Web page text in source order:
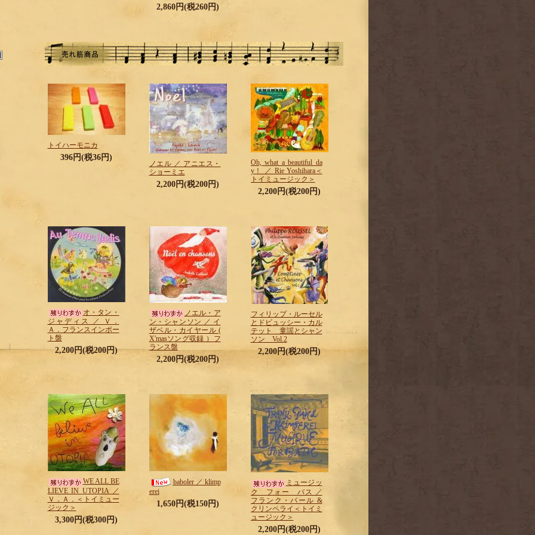
2,860円(税260円)
トイハーモニカ
396円(税36円)
ノエル ／ アニエス・
ショーミエ
2,200円(税200円)
Oh, what a beautiful da
y！ ／ Rie Yoshihara＜
トイミュージック＞
2,200円(税200円)
オ・タン・
ジャディス ／ Ｖ．
Ａ．フランスインポー
ト盤
2,200円(税200円)
ノエル・ア
ン・シャンソン ／ イ
ザベル・カイヤール (
X'masソング収録 ）フ
ランス盤
2,200円(税200円)
フィリップ・ルーセル
とドビュッシー・カル
テット 童謡とシャン
ソン Vol.2
2,200円(税200円)
WE ALL BE
LIEVE IN UTOPIA ／
Ｖ．Ａ．＜トイミュー
ジック＞
3,300円(税300円)
baboler ／ klimp
erei
1,650円(税150円)
ミュージッ
ク フォー バス ／
フランク・パール &
クリンペライ＜トイミ
ュージック＞
2,200円(税200円)